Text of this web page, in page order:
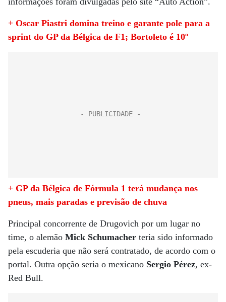
+ Oscar Piastri domina treino e garante pole para a
sprint do GP da Bélgica de F1; Bortoleto é 10º
+ GP da Bélgica de Fórmula 1 terá mudança nos
pneus, mais paradas e previsão de chuva
Principal concorrente de Drugovich por um lugar no
time, o alemão Mick Schumacher teria sido informado
pela escuderia que não será contratado, de acordo com o
portal. Outra opção seria o mexicano Sergio Pérez, ex-
Red Bull.